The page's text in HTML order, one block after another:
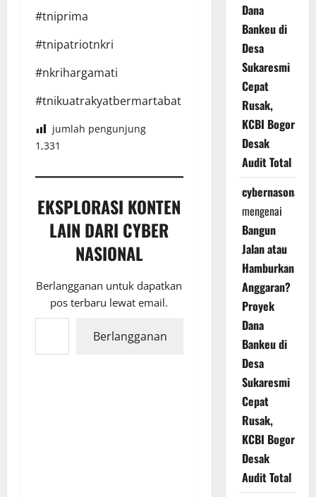
#tniprima
#tnipatriotnkri
#nkrihargamati
#tnikuatrakyatbermartabat
jumlah pengunjung
1,331
EKSPLORASI KONTEN
LAIN DARI CYBER
NASIONAL
Berlangganan untuk dapatkan
pos terbaru lewat email.
Ketikkan email Anda...
Berlangganan
Dana
Bankeu di
Desa
Sukaresmi
Cepat
Rusak,
KCBI Bogor
Desak
Audit Total
cybernasonal
mengenai
Bangun
Jalan atau
Hamburkan
Anggaran?
Proyek
Dana
Bankeu di
Desa
Sukaresmi
Cepat
Rusak,
KCBI Bogor
Desak
Audit Total